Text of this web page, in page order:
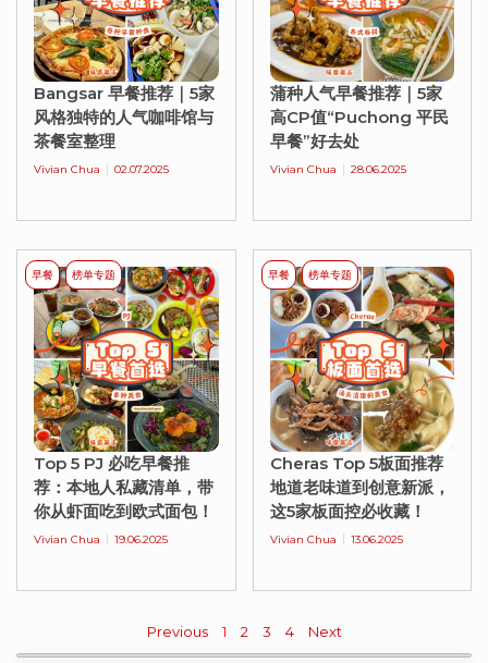
Bangsar 早餐推荐｜5家
风格独特的人气咖啡馆与
茶餐室整理
Vivian Chua 02.07.2025
蒲种人气早餐推荐｜5家
高CP值“Puchong 平民
早餐”好去处
Vivian Chua 28.06.2025
Top 5 PJ 必吃早餐推
荐：本地人私藏清单，带
你从虾面吃到欧式面包！
Vivian Chua 19.06.2025
早餐 榜单专题
Cheras Top 5板面推荐
地道老味道到创意新派，
这5家板面控必收藏！
Vivian Chua 13.06.2025
早餐 榜单专题
Previous 1 2 3 4 Next